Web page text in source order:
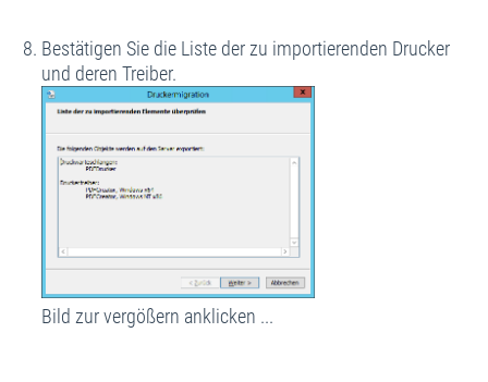
Bestätigen Sie die Liste der zu importierenden Drucker
und deren Treiber.
Bild zur vergößern anklicken ...